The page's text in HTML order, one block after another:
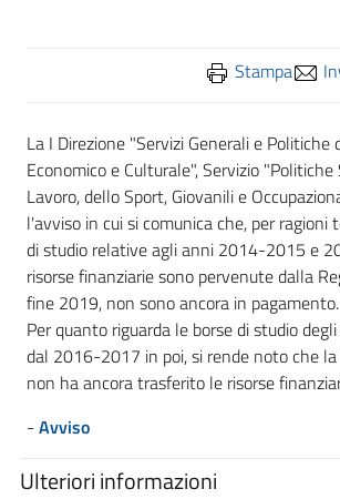
Stampa
La I Direzione "Servizi Generali e Politiche
Economico e Culturale", Servizio "Politiche
Lavoro, dello Sport, Giovanili e
l'avviso in cui si comunica che, per ragioni
di studio relative agli anni 2014-2015 e
risorse finanziarie sono pervenute dalla
fine 2019, non sono ancora in pagamento.
Per quanto riguarda le borse di studio
dal 2016-2017 in poi, si rende noto che la
non ha ancora trasferito le risorse
- Avviso
Ulteriori informazioni